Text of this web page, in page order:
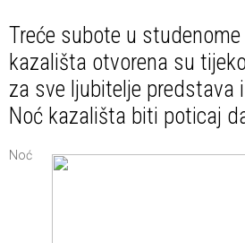
Treće subote u
kazališta otvorena su
za sve ljubitelje predstava
Noć kazališta biti poticaj
Noć